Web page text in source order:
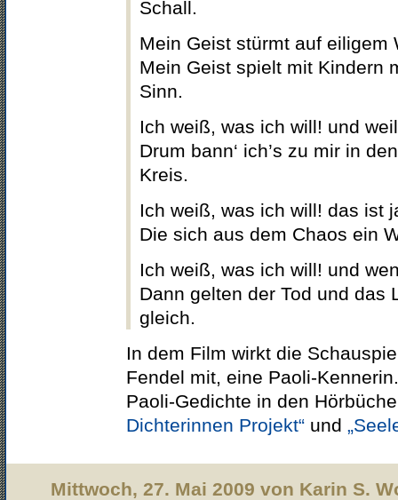
Schall.
Mein Geist stürmt auf eiligem
Mein Geist spielt mit Kindern
Sinn.
Ich weiß, was ich will! und
Drum bann‘ ich’s zu mir in
Kreis.
Ich weiß, was ich will! das ist
Die sich aus dem Chaos ein
Ich weiß, was ich will! und
Dann gelten der Tod und das
gleich.
In dem Film wirkt die
Fendel mit, eine Paoli-
Paoli-Gedichte in den
Dichterinnen Projekt“ und
Mittwoch, 27. Mai 2009 von Karin S.